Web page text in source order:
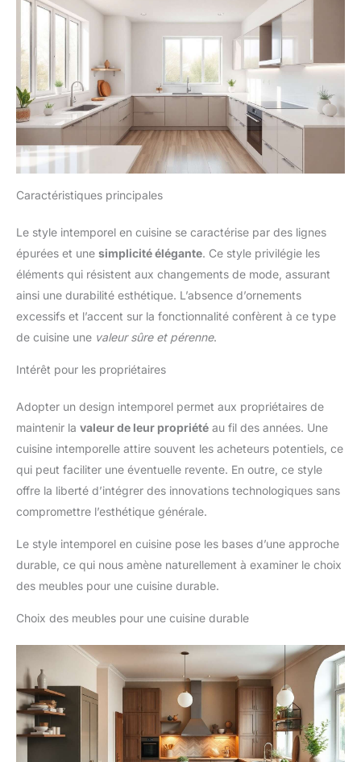
Caractéristiques principales
Le style intemporel en cuisine se caractérise par des lignes
épurées et une simplicité élégante. Ce style privilégie les
éléments qui résistent aux changements de mode, assurant
ainsi une durabilité esthétique. L’absence d’ornements
excessifs et l’accent sur la fonctionnalité confèrent à ce type
de cuisine une valeur sûre et pérenne.
Intérêt pour les propriétaires
Adopter un design intemporel permet aux propriétaires de
maintenir la valeur de leur propriété au fil des années. Une
cuisine intemporelle attire souvent les acheteurs potentiels, ce
qui peut faciliter une éventuelle revente. En outre, ce style
offre la liberté d’intégrer des innovations technologiques sans
compromettre l’esthétique générale.
Le style intemporel en cuisine pose les bases d’une approche
durable, ce qui nous amène naturellement à examiner le choix
des meubles pour une cuisine durable.
Choix des meubles pour une cuisine durable